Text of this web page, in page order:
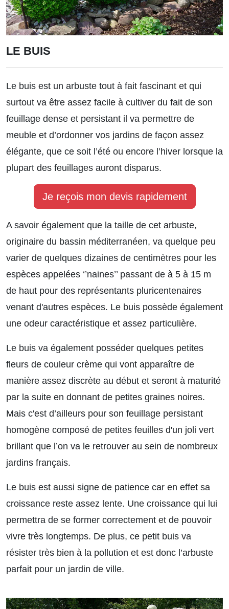
LE BUIS
Le buis est un arbuste tout à fait fascinant et qui
surtout va être assez facile à cultiver du fait de son
feuillage dense et persistant il va permettre de
meuble et d’ordonner vos jardins de façon assez
élégante, que ce soit l’été ou encore l’hiver lorsque la
plupart des feuillages auront disparus.
Je reçois mon devis rapidement
A savoir également que la taille de cet arbuste,
originaire du bassin méditerranéen, va quelque peu
varier de quelques dizaines de centimètres pour les
espèces appelées ‘’naines’’ passant de à 5 à 15 m
de haut pour des représentants pluricentenaires
venant d'autres espèces. Le buis possède également
une odeur caractéristique et assez particulière.
Le buis va également posséder quelques petites
fleurs de couleur crème qui vont apparaître de
manière assez discrète au début et seront à maturité
par la suite en donnant de petites graines noires.
Mais c'est d’ailleurs pour son feuillage persistant
homogène composé de petites feuilles d'un joli vert
brillant que l’on va le retrouver au sein de nombreux
jardins français.
Le buis est aussi signe de patience car en effet sa
croissance reste assez lente. Une croissance qui lui
permettra de se former correctement et de pouvoir
vivre très longtemps. De plus, ce petit buis va
résister très bien à la pollution et est donc l’arbuste
parfait pour un jardin de ville.